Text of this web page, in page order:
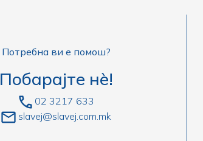
Потребна ви е помош?
Побарајте нè!
02 3217 633
slavej@slavej.com.mk